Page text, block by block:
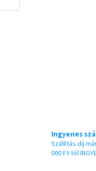
Ingyenes
Szállítás díj
000 Ft-tól